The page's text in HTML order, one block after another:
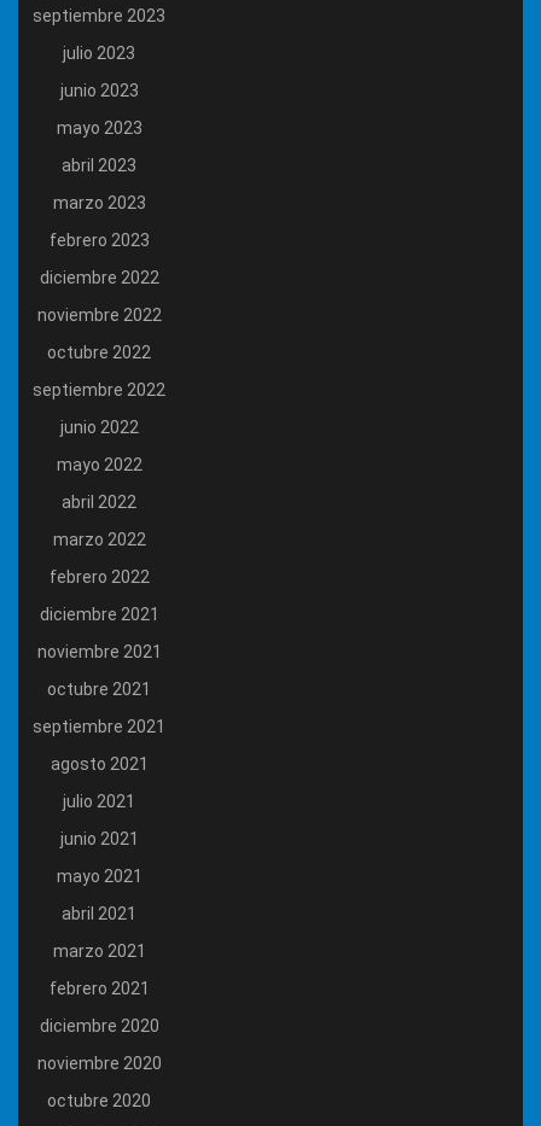
septiembre 2023
julio 2023
junio 2023
mayo 2023
abril 2023
marzo 2023
febrero 2023
diciembre 2022
noviembre 2022
octubre 2022
septiembre 2022
junio 2022
mayo 2022
abril 2022
marzo 2022
febrero 2022
diciembre 2021
noviembre 2021
octubre 2021
septiembre 2021
agosto 2021
julio 2021
junio 2021
mayo 2021
abril 2021
marzo 2021
febrero 2021
diciembre 2020
noviembre 2020
octubre 2020